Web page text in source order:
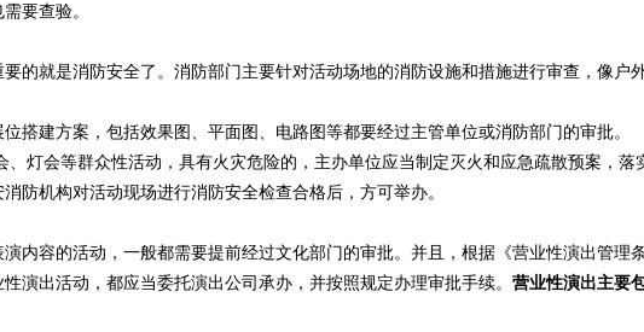
要查验。
的就是消防安全了。消防部门主要针对活动场地的消防设施和措施进行审查，像户
搭建方案，包括效果图、平面图、电路图等都要经过主管单位或消防部门的审批。
灯会等群众性活动，具有火灾危险的，主办单位应当制定灭火和应急疏散预案，落
防机构对活动现场进行消防安全检查合格后，方可举办。
内容的活动，一般都需要提前经过文化部门的审批。并且，根据《营业性演出管理
演出活动，都应当委托演出公司承办，并按照规定办理审批手续。 营业性演出主要